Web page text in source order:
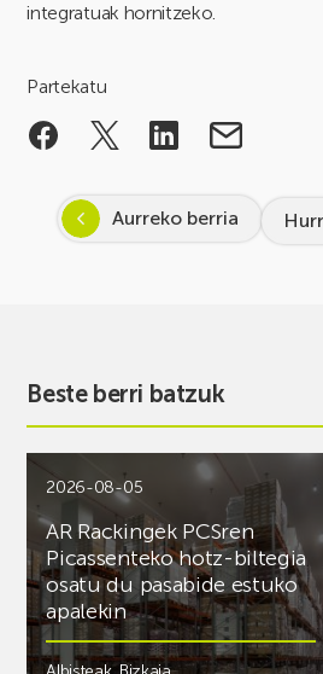
integratuak hornitzeko.
Partekatu
Aurreko berria
Beste berri batzuk
2026-08-05
AR Rackingek PCSren
Picassenteko hotz-biltegia
osatu du pasabide estuko
apalekin